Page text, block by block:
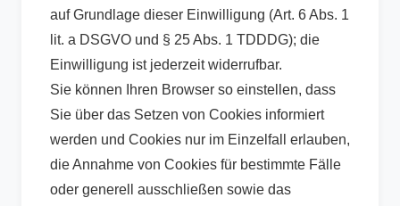
auf Grundlage dieser Einwilligung (Art. 6 Abs. 1
lit. a DSGVO und § 25 Abs. 1 TDDDG); die
Einwilligung ist jederzeit widerrufbar.
Sie können Ihren Browser so einstellen, dass
Sie über das Setzen von Cookies informiert
werden und Cookies nur im Einzelfall erlauben,
die Annahme von Cookies für bestimmte Fälle
oder generell ausschließen sowie das